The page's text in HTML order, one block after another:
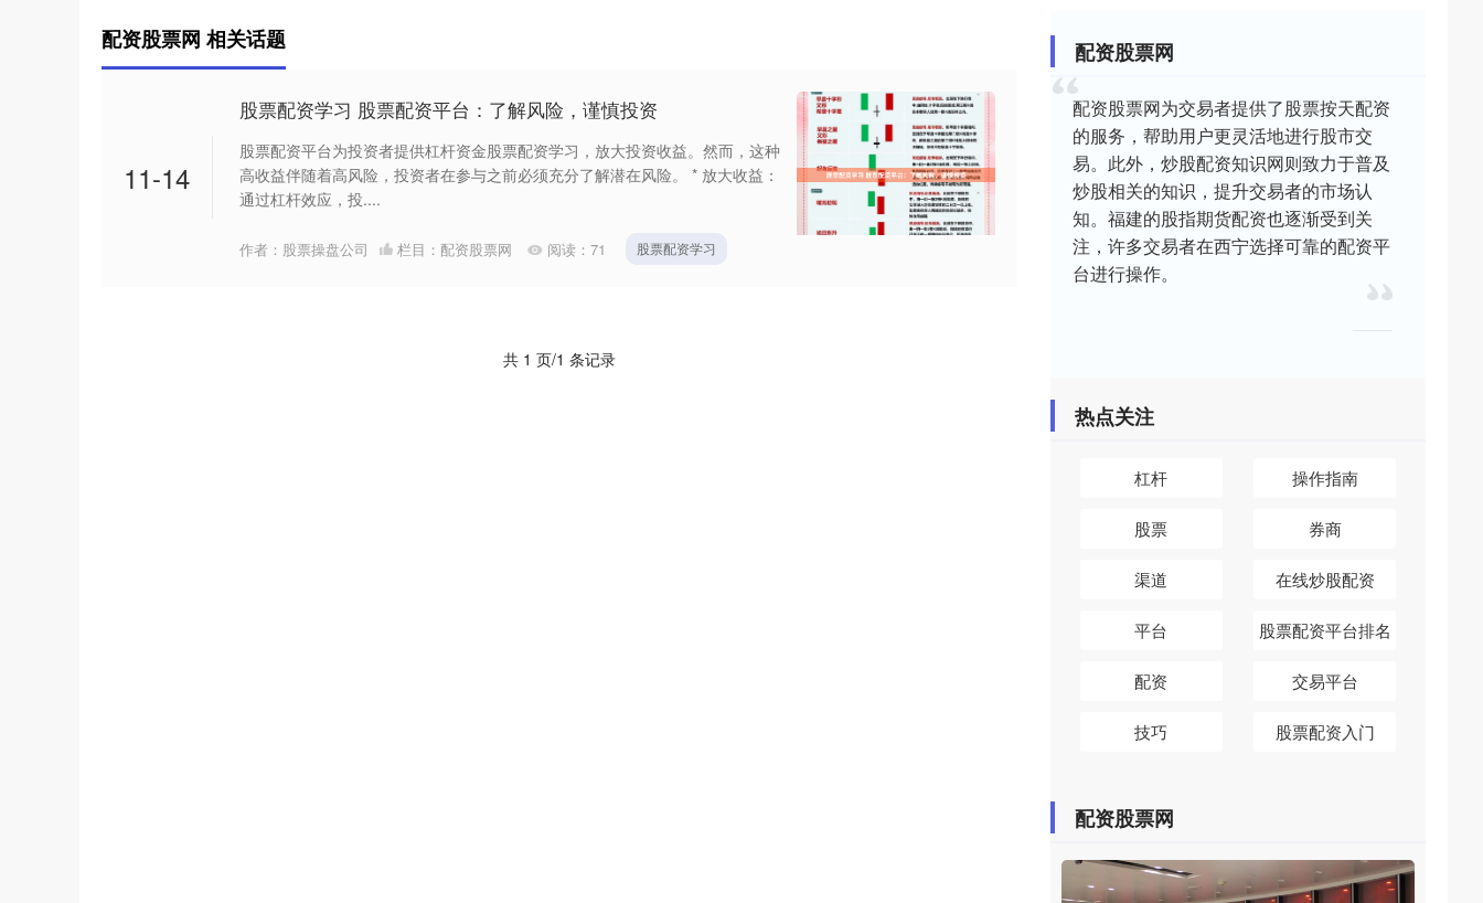
配资股票网 相关话题
11-14
股票配资学习 股票配资平台：了解风险，谨慎投资
股票配资平台为投资者提供杠杆资金股票配资学习，放大投资收益。然而，这种
高收益伴随着高风险，投资者在参与之前必须充分了解潜在风险。 * 放大收益：
通过杠杆效应，投....
作者：股票操盘公司 栏目： 配资股票网 阅读： 71 股票配资学习
共 1 页/1 条记录
配资股票网
配资股票网为交易者提供了股票按天配资
的服务，帮助用户更灵活地进行股市交
易。此外，炒股配资知识网则致力于普及
炒股相关的知识，提升交易者的市场认
知。福建的股指期货配资也逐渐受到关
注，许多交易者在西宁选择可靠的配资平
台进行操作。
热点关注
杠杆 操作指南
股票 券商
渠道 在线炒股配资
平台 股票配资平台排名
配资 交易平台
技巧 股票配资入门
配资股票网